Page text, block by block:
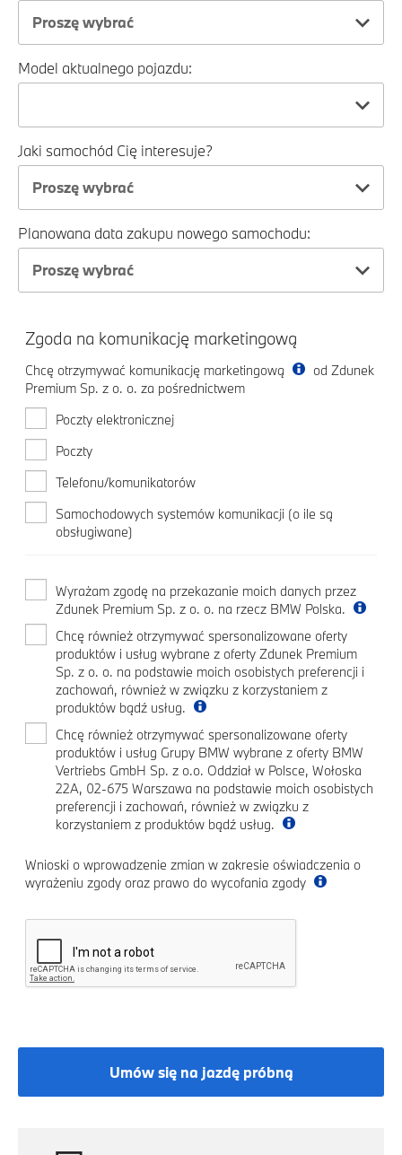
Proszę wybrać
Model aktualnego pojazdu:
Jaki samochód Cię interesuje?
Proszę wybrać
Planowana data zakupu nowego samochodu:
Proszę wybrać
Zgoda na komunikację marketingową
Chcę otrzymywać komunikację marketingową
od Zdunek
Premium Sp. z o. o. za pośrednictwem
Poczty elektronicznej
Poczty
Telefonu/komunikatorów
Samochodowych systemów komunikacji (o ile są
obsługiwane)
Wyrażam zgodę na przekazanie moich danych przez
Zdunek Premium Sp. z o. o. na rzecz BMW Polska.
Chcę również otrzymywać spersonalizowane oferty
produktów i usług wybrane z oferty Zdunek Premium
Sp. z o. o. na podstawie moich osobistych preferencji i
zachowań, również w związku z korzystaniem z
produktów bądź usług.
Chcę również otrzymywać spersonalizowane oferty
produktów i usług Grupy BMW wybrane z oferty BMW
Vertriebs GmbH Sp. z o.o. Oddział w Polsce, Wołoska
22A, 02-675 Warszawa na podstawie moich osobistych
preferencji i zachowań, również w związku z
korzystaniem z produktów bądź usług.
Wnioski o wprowadzenie zmian w zakresie oświadczenia o
wyrażeniu zgody oraz prawo do wycofania zgody
Umów się na jazdę próbną